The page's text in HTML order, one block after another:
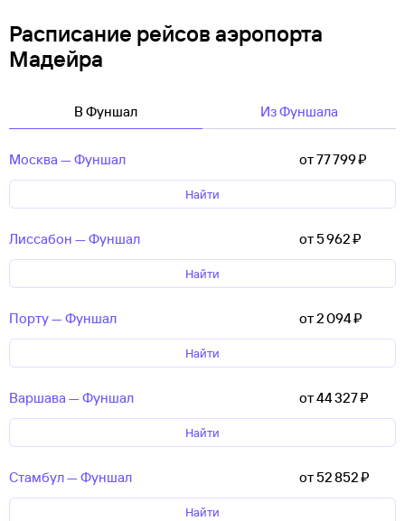
Расписание рейсов аэропорта
Мадейра
В Фуншал Из Фуншала
Москва — Фуншал от 77 ⁠799 ⁠₽
Найти
Лиссабон — Фуншал от 5 ⁠962 ⁠₽
Найти
Порту — Фуншал от 2 ⁠094 ⁠₽
Найти
Варшава — Фуншал от 44 ⁠327 ⁠₽
Найти
Стамбул — Фуншал от 52 ⁠852 ⁠₽
Найти